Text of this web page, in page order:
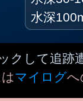
水深
クして追跡
マイログへ